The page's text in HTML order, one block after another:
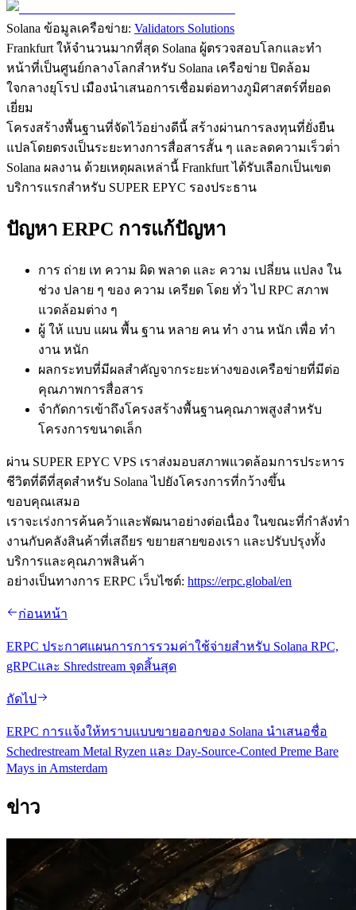
Solana ข้อมูลเครือข่าย: Validators Solutions
Frankfurt ให้จํานวนมากที่สุด Solana ผู้ตรวจสอบโลกและทํา
หน้าที่เป็นศูนย์กลางโลกสําหรับ Solana เครือข่าย ปิดล้อม
ใจกลางยุโรป เมืองนําเสนอการเชื่อมต่อทางภูมิศาสตร์ที่ยอด
เยี่ยม
โครงสร้างพื้นฐานที่จัดไว้อย่างดีนี้ สร้างผ่านการลงทุนที่ยั่งยืน
แปลโดยตรงเป็นระยะทางการสื่อสารสั้น ๆ และลดความเร็วต่ํา
Solana ผลงาน ด้วยเหตุผลเหล่านี้ Frankfurt ได้รับเลือกเป็นเขต
บริการแรกสําหรับ SUPER EPYC รองประธาน
ปัญหา ERPC การแก้ปัญหา
การ ถ่าย เท ความ ผิด พลาด และ ความ เปลี่ยน แปลง ใน
ช่วง ปลาย ๆ ของ ความ เครียด โดย ทั่ว ไป RPC สภาพ
แวดล้อมต่าง ๆ
ผู้ ให้ แบบ แผน พื้น ฐาน หลาย คน ทํา งาน หนัก เพื่อ ทํา
งาน หนัก
ผลกระทบที่มีผลสําคัญจากระยะห่างของเครือข่ายที่มีต่อ
คุณภาพการสื่อสาร
จํากัดการเข้าถึงโครงสร้างพื้นฐานคุณภาพสูงสําหรับ
โครงการขนาดเล็ก
ผ่าน SUPER EPYC VPS เราส่งมอบสภาพแวดล้อมการประหาร
ชีวิตที่ดีที่สุดสําหรับ Solana ไปยังโครงการที่กว้างขึ้น
ขอบคุณเสมอ
เราจะเร่งการค้นคว้าและพัฒนาอย่างต่อเนื่อง ในขณะที่กําลังทํา
งานกับคลังสินค้าที่เสถียร ขยายสายของเรา และปรับปรุงทั้ง
บริการและคุณภาพสินค้า
อย่างเป็นทางการ ERPC เว็บไซต์: https://erpc.global/en
ก่อนหน้า
ERPC ประกาศแผนการการรวมค่าใช้จ่ายสําหรับ Solana RPC,
gRPCและ Shredstream จุดสิ้นสุด
ถัดไป
ERPC การแจ้งให้ทราบแบบขายออกของ Solana นําเสนอชื่อ
Schedrestream Metal Ryzen และ Day-Source-Conted Preme Bare
Mays in Amsterdam
ข่าว